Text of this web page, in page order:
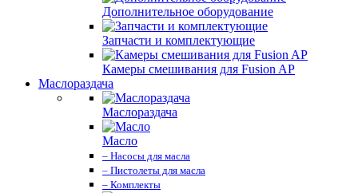
Дополнительное оборудование
Запчасти и комплектующие
Камеры смешивания для Fusion AP
Маслораздача
Маслораздача
Масло
– Насосы для масла
– Пистолеты для масла
– Комплекты